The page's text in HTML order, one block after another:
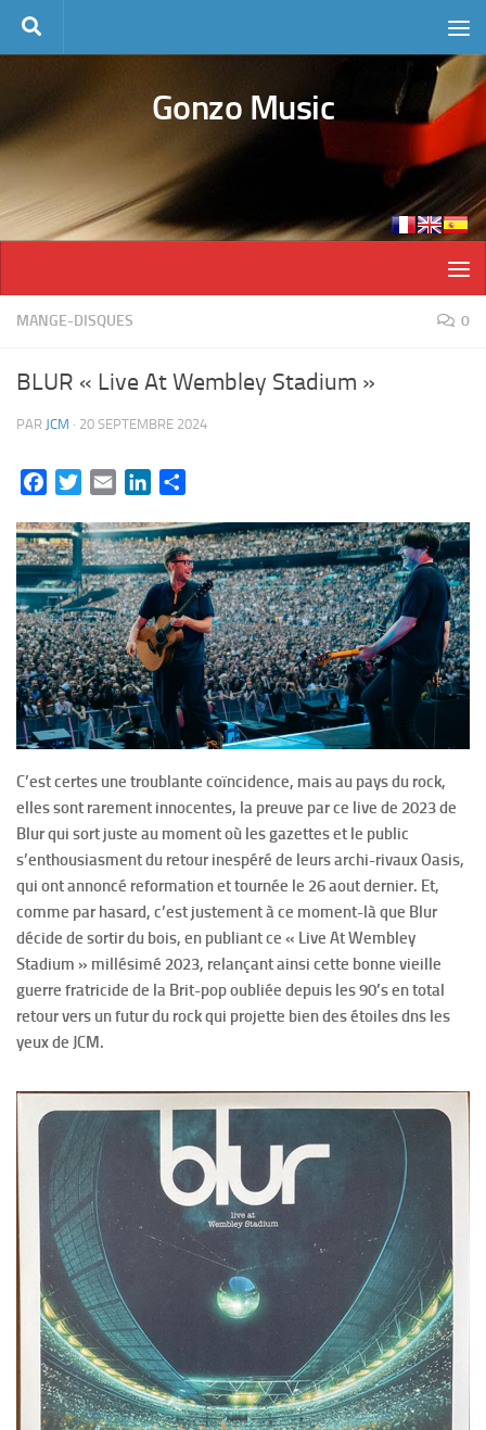
Skip to content
Gonzo Music
MANGE-DISQUES 0
BLUR « Live At Wembley Stadium »
PAR JCM · 20 SEPTEMBRE 2024
FacebookTwitterEmail LinkedIn
C’est certes une troublante coïncidence, mais au pays du rock,
elles sont rarement innocentes, la preuve par ce live de 2023 de
Blur qui sort juste au moment où les gazettes et le public
s’enthousiasment du retour inespéré de leurs archi-rivaux Oasis,
qui ont annoncé reformation et tournée le 26 aout dernier. Et,
comme par hasard, c’est justement à ce moment-là que Blur
décide de sortir du bois, en publiant ce « Live At Wembley
Stadium » millésimé 2023, relançant ainsi cette bonne vieille
guerre fratricide de la Brit-pop oubliée depuis les 90’s en total
retour vers un futur du rock qui projette bien des étoiles dns les
yeux de JCM.